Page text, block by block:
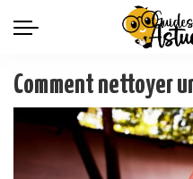
Comment nettoyer